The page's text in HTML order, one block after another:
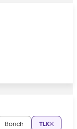
Bonch
TLK